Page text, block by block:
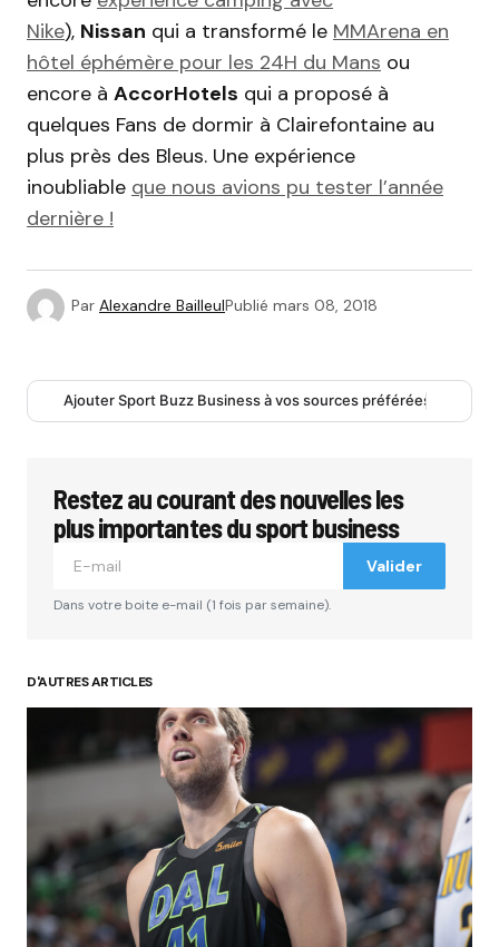
Nike), Nissan qui a transformé le MMArena en
hôtel éphémère pour les 24H du Mans ou
encore à AccorHotels qui a proposé à
quelques Fans de dormir à Clairefontaine au
plus près des Bleus. Une expérience
inoubliable que nous avions pu tester l’année
dernière !
Par Alexandre BailleulPublié mars 08, 2018
Ajouter Sport Buzz Business à vos sources préférées
Restez au courant des nouvelles les
plus importantes du sport business
Valider
Dans votre boite e-mail (1 fois par semaine).
D'AUTRES ARTICLES